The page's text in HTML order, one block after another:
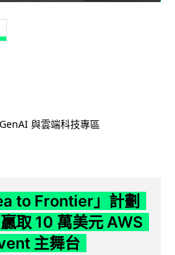
GenAI 與雲端科技專區
to Frontier」計劃
取 10 萬美元 AWS
主舞台